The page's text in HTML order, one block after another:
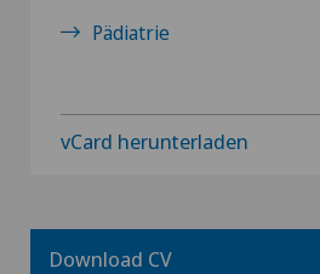
Pädiatrie
vCard herunterladen
Download CV